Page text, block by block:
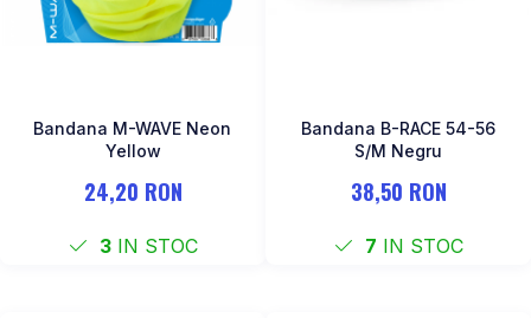
Bandana M-WAVE Neon
Yellow
24,20 RON
3IN STOC
Bandana B-RACE 54-56
S/M Negru
38,50 RON
7 IN STOC